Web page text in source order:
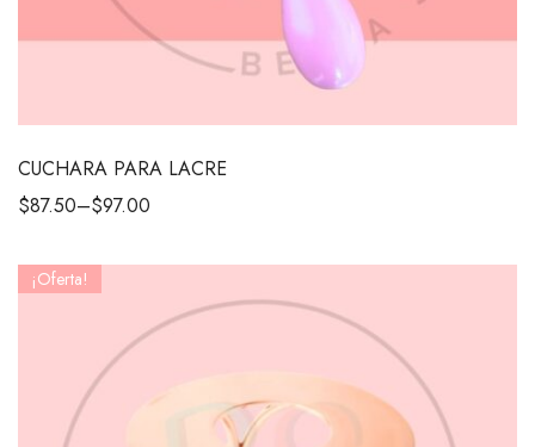
CUCHARA PARA LACRE
$87.50–$97.00
¡Oferta!